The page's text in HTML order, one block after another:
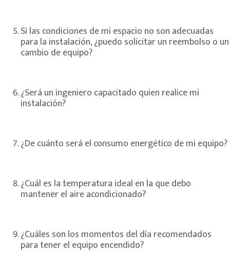
Si las condiciones de mi espacio no son adecuadas
para la instalación, ¿puedo solicitar un reembolso o un
cambio de equipo?
¿Será un ingeniero capacitado quien realice mi
instalación?
¿De cuánto será el consumo energético de mi equipo?
¿Cuál es la temperatura ideal en la que debo
mantener el aire acondicionado?
¿Cuáles son los momentos del día recomendados
para tener el equipo encendido?